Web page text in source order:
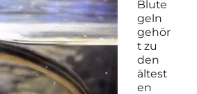
Blute
geln
gehör
t zu
den
ältest
en